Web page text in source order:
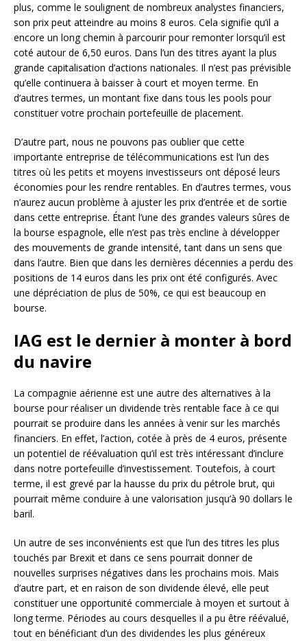
plus, comme le soulignent de nombreux analystes financiers,
son prix peut atteindre au moins 8 euros. Cela signifie qu’il a
encore un long chemin à parcourir pour remonter lorsqu’il est
coté autour de 6,50 euros. Dans l’un des titres ayant la plus
grande capitalisation d’actions nationales. Il n’est pas prévisible
qu’elle continuera à baisser à court et moyen terme. En
d’autres termes, un montant fixe dans tous les pools pour
constituer votre prochain portefeuille de placement.
D’autre part, nous ne pouvons pas oublier que cette
importante entreprise de télécommunications est l’un des
titres où les petits et moyens investisseurs ont déposé leurs
économies pour les rendre rentables. En d’autres termes, vous
n’aurez aucun problème à ajuster les prix d’entrée et de sortie
dans cette entreprise. Étant l’une des grandes valeurs sûres de
la bourse espagnole, elle n’est pas très encline à développer
des mouvements de grande intensité, tant dans un sens que
dans l’autre. Bien que dans les dernières décennies a perdu des
positions de 14 euros dans les prix ont été configurés. Avec
une dépréciation de plus de 50%, ce qui est beaucoup en
bourse.
IAG est le dernier à monter à bord
du navire
La compagnie aérienne est une autre des alternatives à la
bourse pour réaliser un dividende très rentable face à ce qui
pourrait se produire dans les années à venir sur les marchés
financiers. En effet, l’action, cotée à près de 4 euros, présente
un potentiel de réévaluation qu’il est très intéressant d’inclure
dans notre portefeuille d’investissement. Toutefois, à court
terme, il est grevé par la hausse du prix du pétrole brut, qui
pourrait même conduire à une valorisation jusqu’à 90 dollars le
baril.
Un autre de ses inconvénients est que l’un des titres les plus
touchés par Brexit et dans ce sens pourrait donner de
nouvelles surprises négatives dans les prochains mois. Mais
d’autre part, et en raison de son dividende élevé, elle peut
constituer une opportunité commerciale à moyen et surtout à
long terme. Périodes au cours desquelles il a pu être réévalué,
tout en bénéficiant d’un des dividendes les plus généreux